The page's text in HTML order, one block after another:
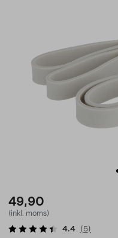
49,90
(inkl. moms)
4.4 ( 5)